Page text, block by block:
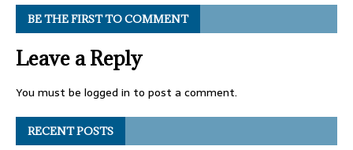
BE THE FIRST TO COMMENT
Leave a Reply
You must be logged in to post a comment.
RECENT POSTS